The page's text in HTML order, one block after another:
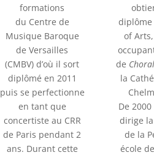
formations
du Centre de
Musique Baroque
de Versailles
(CMBV) d’où il sort
diplômé en 2011
puis se perfectionne
en tant que
concertiste au CRR
de Paris pendant 2
ans. Durant cette
diplôme
of
de
la
De
dirige
de la
école